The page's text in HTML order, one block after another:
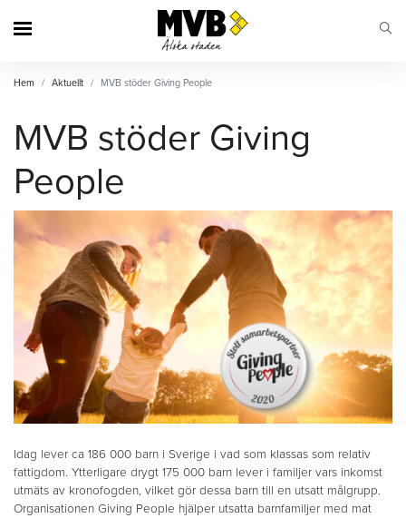
Hem Aktuellt MVB stöder Giving People
MVB stöder Giving
People
Idag lever ca 186 000 barn i Sverige i vad som klassas som relativ
fattigdom. Ytterligare drygt 175 000 barn lever i familjer vars inkomst
utmäts av kronofogden, vilket gör dessa barn till en utsatt målgrupp.
Organisationen Giving People hjälper utsatta barnfamiljer med mat